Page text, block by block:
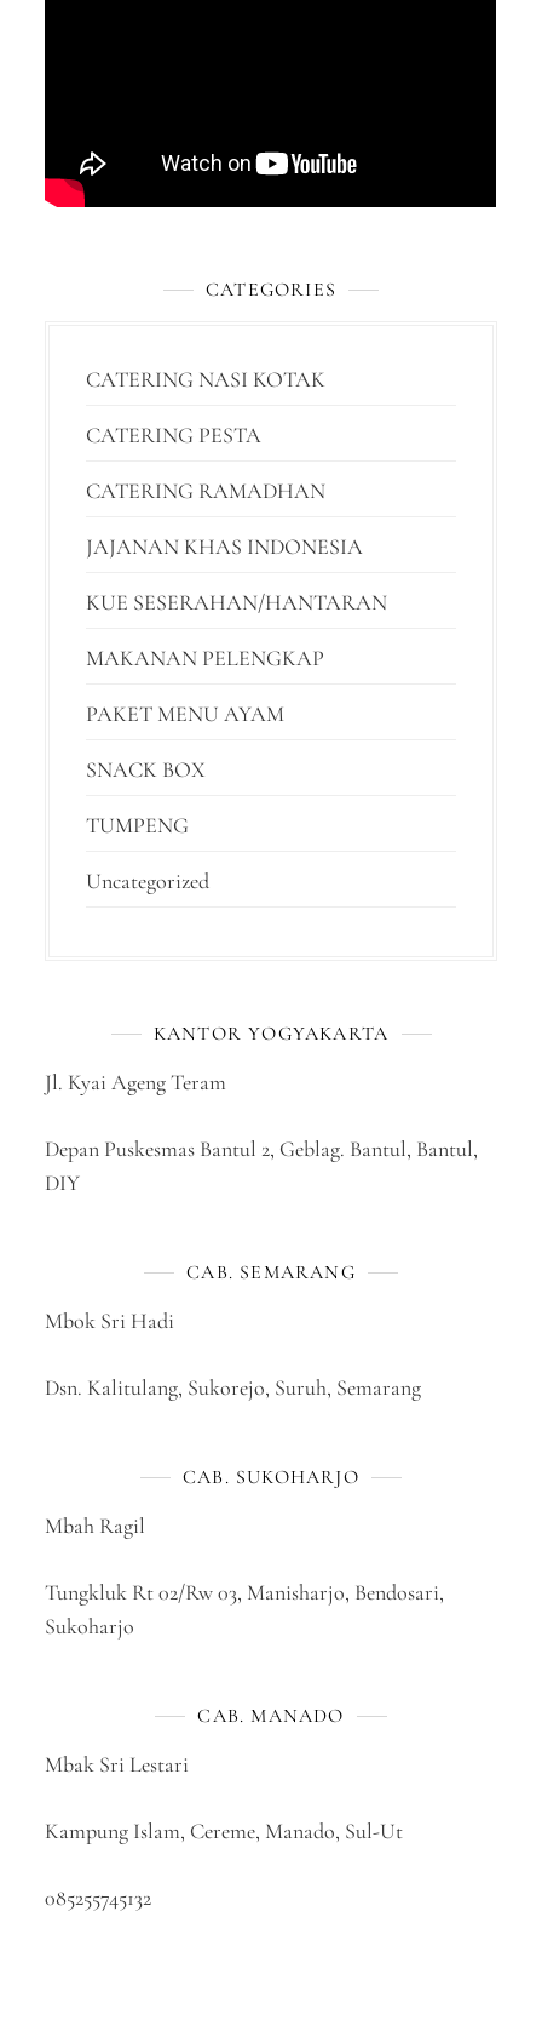
CATEGORIES
CATERING NASI KOTAK
CATERING PESTA
CATERING RAMADHAN
JAJANAN KHAS INDONESIA
KUE SESERAHAN/HANTARAN
MAKANAN PELENGKAP
PAKET MENU AYAM
SNACK BOX
TUMPENG
Uncategorized
KANTOR YOGYAKARTA
Jl. Kyai Ageng Teram
Depan Puskesmas Bantul 2, Geblag. Bantul, Bantul,
DIY
CAB. SEMARANG
Mbok Sri Hadi
Dsn. Kalitulang, Sukorejo, Suruh, Semarang
CAB. SUKOHARJO
Mbah Ragil
Tungkluk Rt 02/Rw 03, Manisharjo, Bendosari,
Sukoharjo
CAB. MANADO
Mbak Sri Lestari
Kampung Islam, Cereme, Manado, Sul-Ut
085255745132